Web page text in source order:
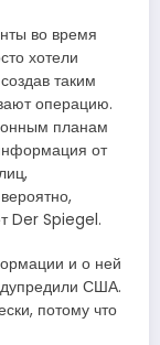
во время
хотели
таким
операцию.
планам
от
Der Spiegel.
и о ней
США.
потому что